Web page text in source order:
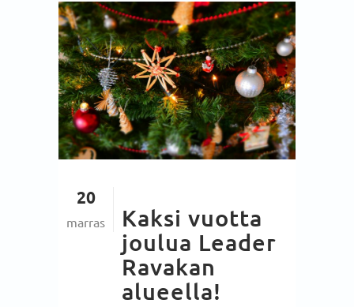
20
marras
Kaksi vuotta
joulua Leader
Ravakan
alueella!